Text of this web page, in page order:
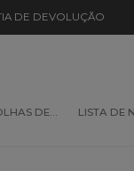
DE DEVOLUÇÃO
DE… LISTA DE